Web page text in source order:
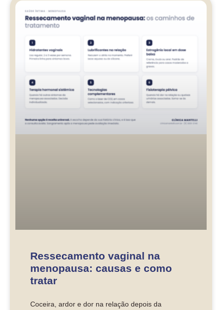
Ressecamento vaginal na
menopausa: causas e como
tratar
Coceira, ardor e dor na relação depois da